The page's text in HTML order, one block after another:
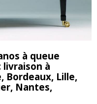
à queue
livraison à
Bordeaux, Lille,
Nantes,